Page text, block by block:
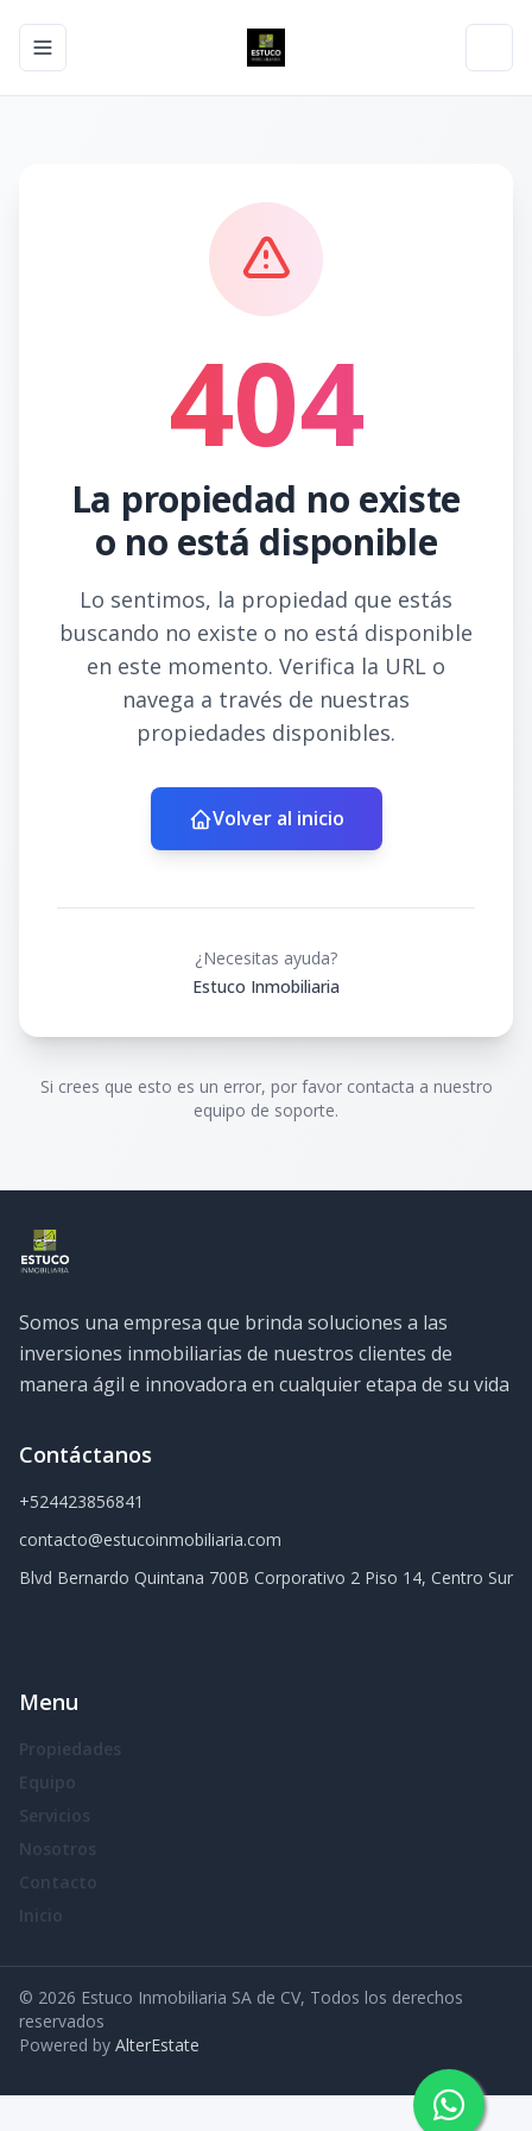
Toggle navigation menu
404
La propiedad no existe
o no está disponible
Lo sentimos, la propiedad que estás
buscando no existe o no está disponible
en este momento. Verifica la URL o
navega a través de nuestras
propiedades disponibles.
Volver al inicio
¿Necesitas ayuda?
Estuco Inmobiliaria
Si crees que esto es un error, por favor contacta a nuestro
equipo de soporte.
Somos una empresa que brinda soluciones a las
inversiones inmobiliarias de nuestros clientes de
manera ágil e innovadora en cualquier etapa de su vida
Contáctanos
+524423856841
contacto@estucoinmobiliaria.com
Blvd Bernardo Quintana 700B Corporativo 2 Piso 14, Centro Sur
Menu
Propiedades
Equipo
Servicios
Nosotros
Contacto
Inicio
© 2026 Estuco Inmobiliaria SA de CV, Todos los derechos
reservados
Powered by AlterEstate